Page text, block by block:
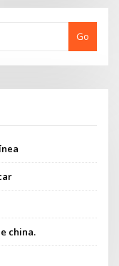
Go
china.